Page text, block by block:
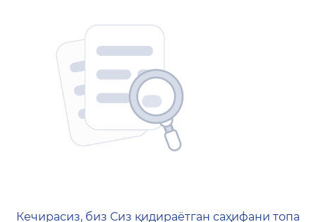
404 — Страница не
Кечирасиз, биз Сиз қидираётган саҳифани топа